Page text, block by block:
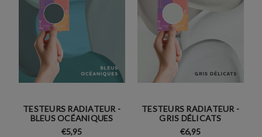
TESTEURS RADIATEUR -
BLEUS OCÉANIQUES
€5,95
TESTEURS RADIATEUR -
GRIS DÉLICATS
€6,95